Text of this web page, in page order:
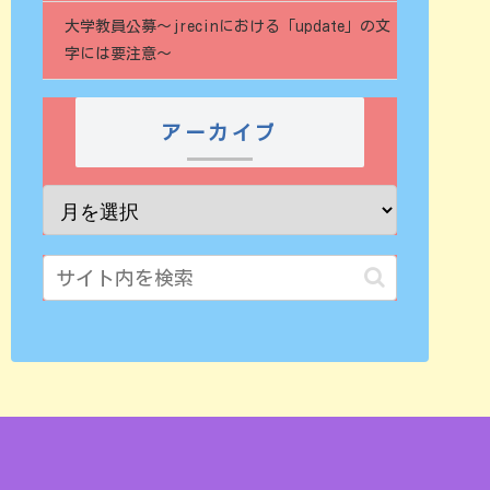
大学教員公募～jrecinにおける「update」の文
字には要注意～
アーカイブ